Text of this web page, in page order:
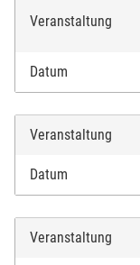
Veranstaltung
Datum
Veranstaltung
Datum
Veranstaltung